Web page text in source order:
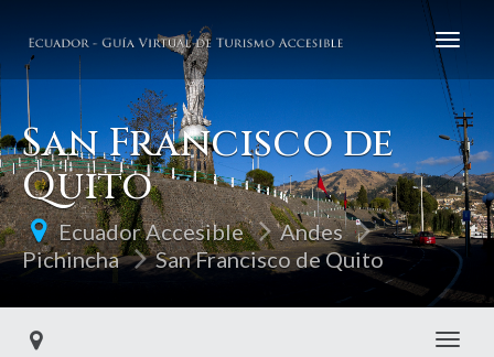
San Francisco de
Quito
Ecuador Accesible
Andes
Pichincha
San Francisco de Quito